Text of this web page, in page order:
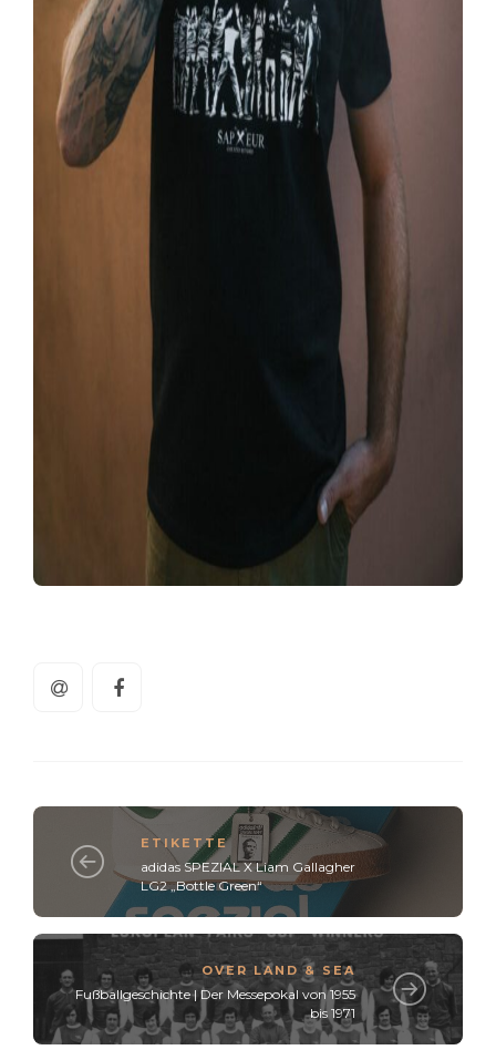
ETIKETTE
adidas SPEZIAL X Liam Gallagher
LG2 „Bottle Green“
OVER LAND & SEA
Fußballgeschichte | Der Messepokal von 1955
bis 1971